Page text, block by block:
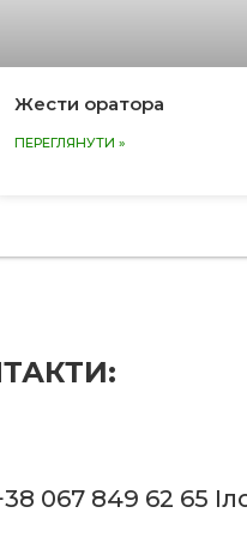
Жести оратора
ПЕРЕГЛЯНУТИ »
067 849 62 65